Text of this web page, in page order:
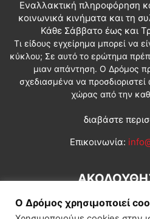
Εναλλακτική πληροφόρηση
κοινωνικά κινήματα και τη
Κάθε Σάββατο έως και
Τι είδους εγχείρημα μπορεί να
κύκλου; Σε αυτό το ερώτημα
μιαν απάντηση. Ο Δρόμος
σχεδιασμένα να
χώρας από την
διαβάστε
Επικοινωνία:
Ο Δρόμος χρησιμοποιεί